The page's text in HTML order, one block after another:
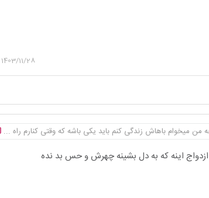
1403/11/28
میخوام باهاش زندگی کنم باید یکی باشه که وقتی کنارم راه ...
اینه که به دل بشینه چهرش و حس بد نده